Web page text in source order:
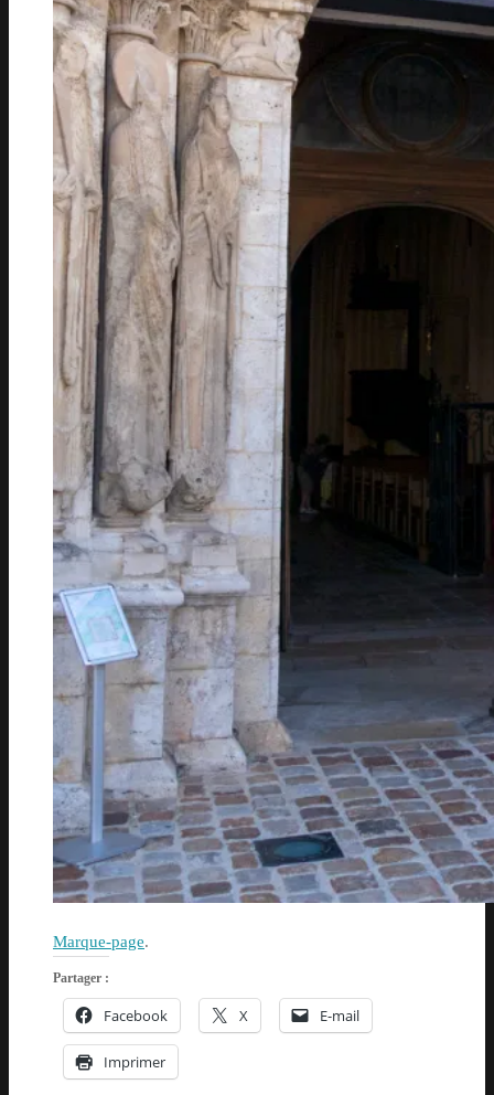
Marque-page.
Partager :
Facebook X E-mail
Imprimer